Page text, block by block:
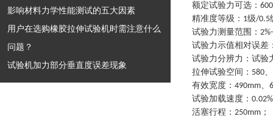
影响材料力学性能测试的五大因素
用户在选购橡胶拉伸试验机时需注意什么
问题？
试验机加力部分垂直度误差现象
额定试验力可选 ：
精准度等级 ： 1级/0.5
试验力测量范围 ：
试验力示值相对误差
试验力分辨力 ： 试验
拉伸试验空间 ： 580、
有效宽度 ： 490mm、
试验加载速度 ： 0.02%
活塞行程 ： 250mm ；